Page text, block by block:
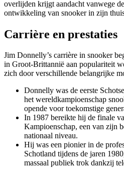
overlijden krijgt aandacht vanwege
ontwikkeling van snooker in zijn
Carrière en prestaties
Jim Donnelly’s carrière in snooker
in Groot-Brittannië aan populariteit
zich door verschillende belangrijke
Donnelly was de eerste
het wereldkampioenschap
opende voor toekomstige
In 1987 bereikte hij de finale
Kampioenschap, een van zijn
nationaal niveau.
Hij was een pionier in de
Schotland tijdens de jaren
massaal publiek trok dankzij